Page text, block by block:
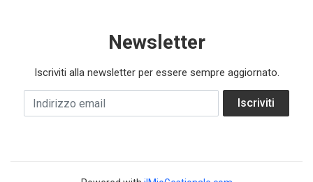
Newsletter
Iscriviti alla newsletter per essere sempre aggiornato.
Indirizzo email Iscriviti